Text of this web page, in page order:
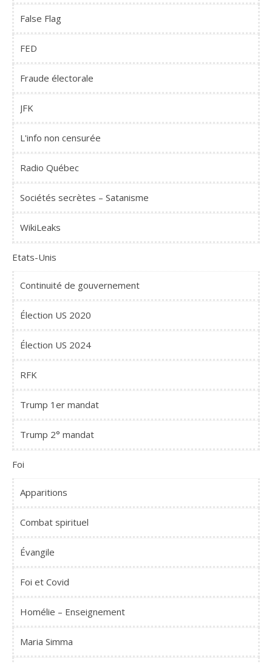
False Flag
FED
Fraude électorale
JFK
L'info non censurée
Radio Québec
Sociétés secrètes – Satanisme
WikiLeaks
Etats-Unis
Continuité de gouvernement
Élection US 2020
Élection US 2024
RFK
Trump 1er mandat
Trump 2° mandat
Foi
Apparitions
Combat spirituel
Évangile
Foi et Covid
Homélie – Enseignement
Maria Simma